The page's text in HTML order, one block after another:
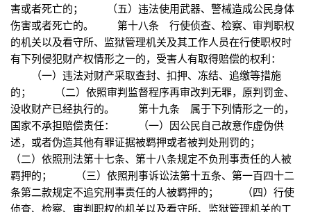
害或者死亡的； （五）违法使用武器、警械造成公民身体
伤害或者死亡的。 第十八条 行使侦查、检察、审判职权
的机关以及看守所、监狱管理机关及其工作人员在行使职权时
有下列侵犯财产权情形之一的，受害人有取得赔偿的权利：
（一）违法对财产采取查封、扣押、冻结、追缴等措施
的； （二）依照审判监督程序再审改判无罪，原判罚金、
没收财产已经执行的。 第十九条 属于下列情形之一的，
国家不承担赔偿责任： （一）因公民自己故意作虚伪供
述，或者伪造其他有罪证据被羁押或者被判处刑罚的；
（二）依照刑法第十七条、第十八条规定不负刑事责任的人被
羁押的； （三）依照刑事诉讼法第十五条、第一百四十二
条第二款规定不追究刑事责任的人被羁押的； （四）行使
侦查、检察、审判职权的机关以及看守所、监狱管理机关的工